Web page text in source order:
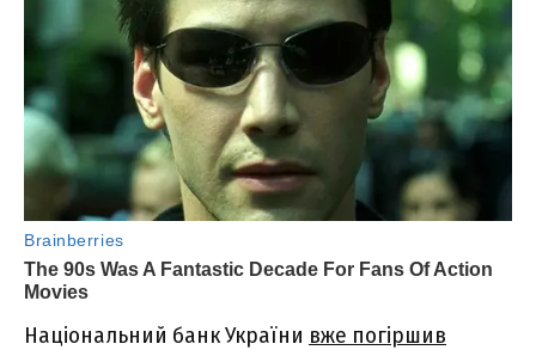
Національний банк України вже погіршив